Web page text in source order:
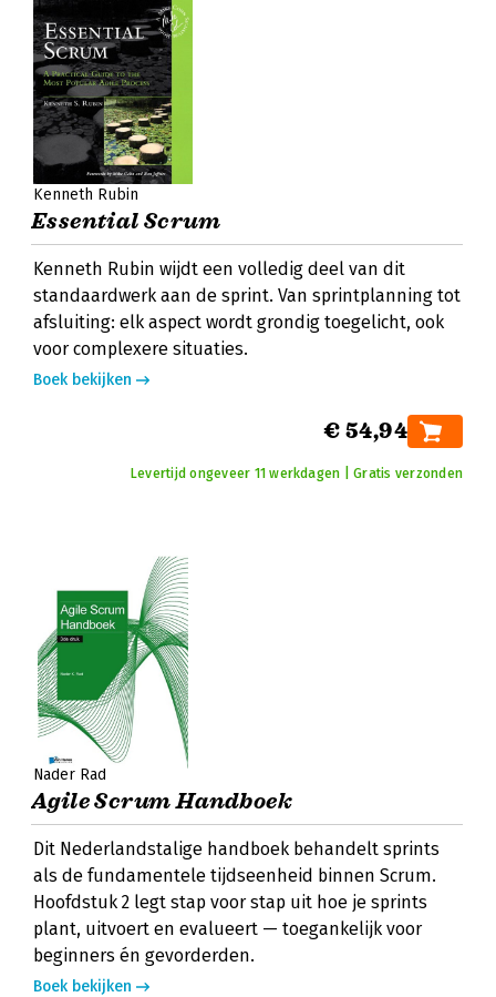
Kenneth Rubin
Essential Scrum
Kenneth Rubin wijdt een volledig deel van dit
standaardwerk aan de sprint. Van sprintplanning tot
afsluiting: elk aspect wordt grondig toegelicht, ook
voor complexere situaties.
Boek bekijken
€ 54,94
Levertijd ongeveer 11 werkdagen | Gratis verzonden
Nader Rad
Agile Scrum Handboek
Dit Nederlandstalige handboek behandelt sprints
als de fundamentele tijdseenheid binnen Scrum.
Hoofdstuk 2 legt stap voor stap uit hoe je sprints
plant, uitvoert en evalueert — toegankelijk voor
beginners én gevorderden.
Boek bekijken